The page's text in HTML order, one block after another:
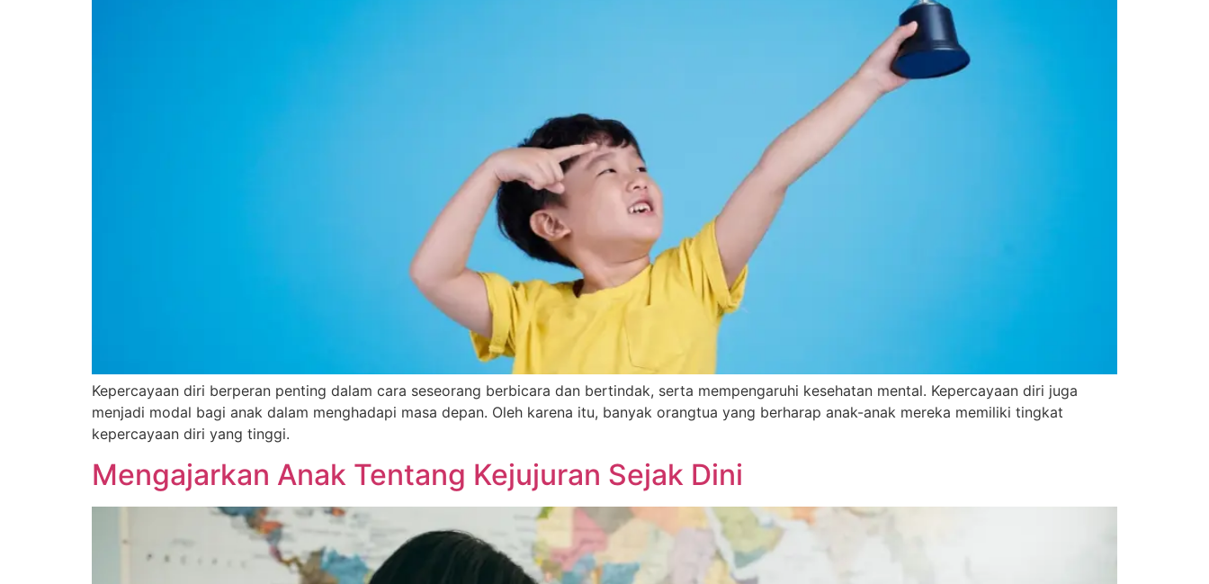
Kepercayaan diri berperan penting dalam cara seseorang berbicara dan bertindak, serta mempengaruhi kesehatan mental. Kepercayaan diri juga
menjadi modal bagi anak dalam menghadapi masa depan. Oleh karena itu, banyak orangtua yang berharap anak-anak mereka memiliki tingkat
kepercayaan diri yang tinggi.
Mengajarkan Anak Tentang Kejujuran Sejak Dini